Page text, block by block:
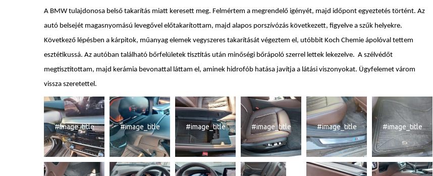
A BMW tulajdonosa belső takarítás miatt keresett meg. Felmértem a megrendelő igényét, majd időpont egyeztetés történt. Az
autó belsejét magasnyomású levegővel előtakarítottam, majd alapos porszívózás következett, figyelve a szűk helyekre.
Következő lépésben a kárpitok, műanyag elemek vegyszeres takarítását végeztem el, utóbbit Koch Chemie ápolóval tettem
esztétikussá. Az autóban található bőrfelületek tisztítás után minőségi bőrápoló szerrel lettek lekezelve. A szélvédőt
megtisztítottam, majd kerámia bevonattal láttam el, aminek hidrofób hatása javítja a látási viszonyokat. Ügyfelemet várom
vissza szeretettel.
#image_title #image_title #image_title #image_title #image_title #image_title